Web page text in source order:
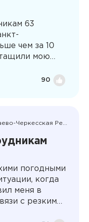
от
очень
такая
63
чем за 10
мою
и
90
Карачаево-Черкесская Республика
погодными
когда
меня в
с резким